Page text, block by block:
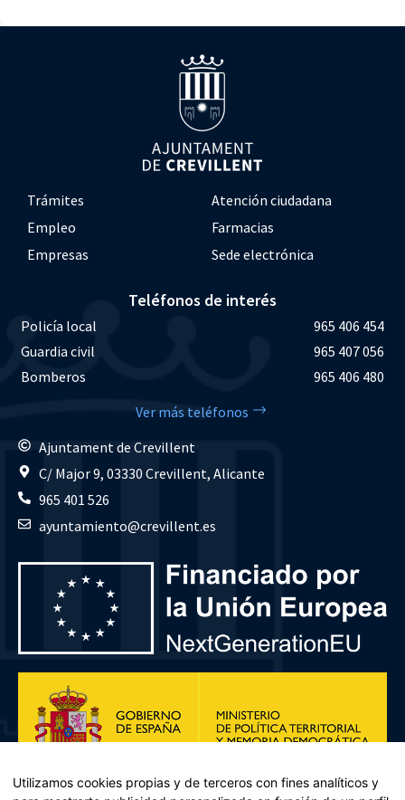
Trámites
Atención ciudadana
Empleo
Farmacias
Empresas
Sede electrónica
Teléfonos de interés
Policía local
965 406 454
Guardia civil
965 407 056
Bomberos
965 406 480
Ver más teléfonos
Ajuntament de Crevillent
C/ Major 9, 03330 Crevillent, Alicante
965 401 526
ayuntamiento@crevillent.es
Utilizamos cookies propias y de terceros con fines analíticos y